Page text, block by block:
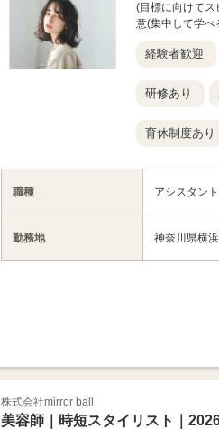
(目標に向けて
意(集中して学
経験者歓迎
研修あり
育休制度あり
職種 アシスタント
勤務地 神奈川県横
株式会社mirror ball
美容師｜時短スタイリスト｜